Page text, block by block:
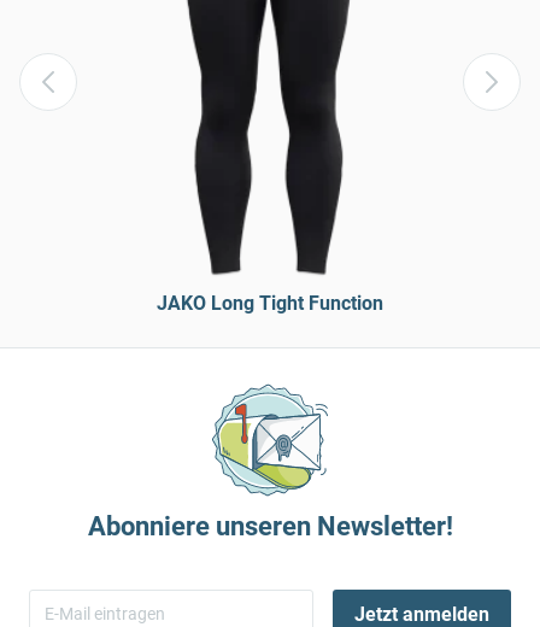
JAKO Long Tight Function
Abonniere unseren Newsletter!
Jetzt anmelden